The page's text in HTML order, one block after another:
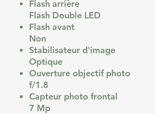
Flash arrière
Flash Double LED
Flash avant
Non
Stabilisateur d'image
Optique
Ouverture objectif photo
f/1.8
Capteur photo frontal
7 Mp